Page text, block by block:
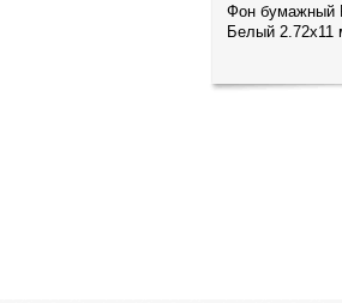
Фон бумажный
Белый 2.72x11